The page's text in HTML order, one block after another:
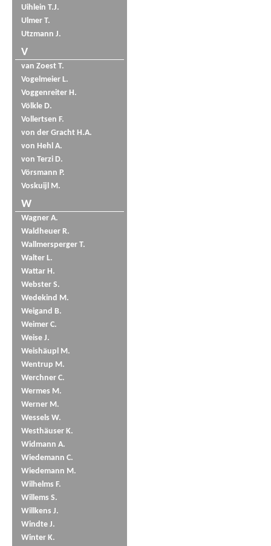
Uihlein T.J.
Ulmer T.
Utzmann J.
V
van Zoest T.
Vogelmeier L.
Voggenreiter H.
Völkle D.
Vollertsen F.
von der Gracht H.A.
von Hehl A.
von Terzi D.
Vörsmann P.
Voskuijl M.
W
Wagner A.
Waldheuer R.
Wallmersperger T.
Walter L.
Wattar H.
Webster S.
Wedekind M.
Weigand B.
Weimer C.
Weise J.
Weishäupl M.
Wentrup M.
Werchner C.
Wermes M.
Werner M.
Wessels W.
Westhäuser K.
Widmann A.
Wiedemann C.
Wiedemann M.
Wilhelms F.
Willems S.
Willkens J.
Windte J.
Winter K.